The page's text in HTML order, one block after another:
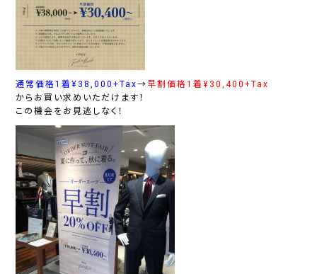
通常価格1着¥38,000+Tax→ 早割価格1着¥30,400+Tax
からお買い求めいただけます！
この機会をお見逃しなく！